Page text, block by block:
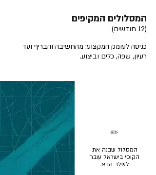
המסלולים המקיפים
(12 חודשים)
כניסה לעומק המקצוע: מהחשיבה והבריף ועד
רעיון, שפה, כלים וביצוע.
המסלול שבנה את
הקופי בישראל עובר
לשלב הבא.
✏️